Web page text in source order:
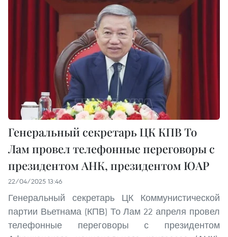
Генеральный секретарь ЦК КПВ То
Лам провел телефонные переговоры с
президентом АНК, президентом ЮАР
22/04/2025 13:46
Генеральный секретарь ЦК Коммунистической
партии Вьетнама (КПВ) То Лам 22 апреля провел
телефонные переговоры с президентом